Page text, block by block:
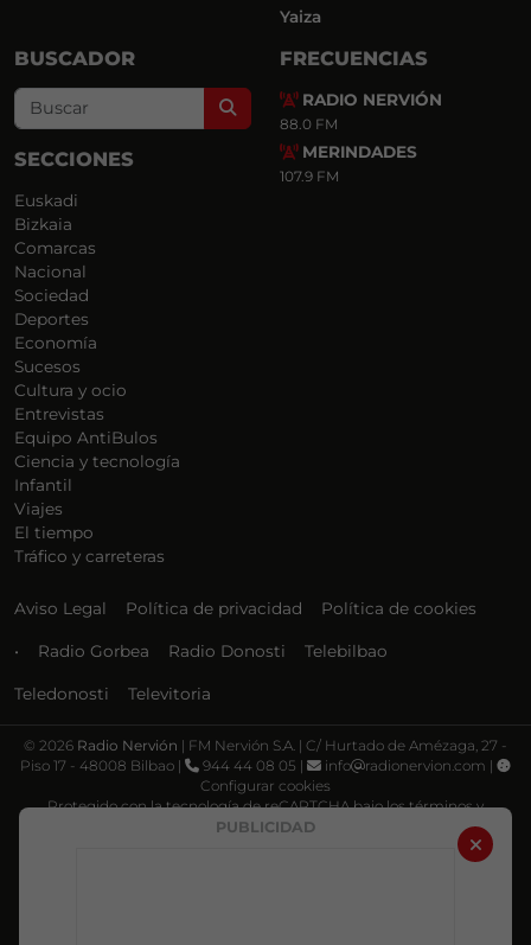
PUBLICIDAD
Yaiza
BUSCADOR
Search
SECCIONES
Euskadi
Bizkaia
Comarcas
Nacional
Sociedad
Deportes
Economía
Sucesos
Cultura y ocio
Entrevistas
Equipo AntiBulos
Ciencia y tecnología
Infantil
Viajes
El tiempo
Tráfico y carreteras
FRECUENCIAS
RADIO NERVIÓN
88.0 FM
MERINDADES
107.9 FM
Aviso Legal Política de privacidad Política de cookies
• Radio Gorbea Radio Donosti Telebilbao
Teledonosti Televitoria
© 2026 Radio Nervión | FM Nervión S.A. | C/ Hurtado de Amézaga, 27 -
Piso 17 - 48008 Bilbao |
944 44 08 05 | info
radionervion.com |
Configurar cookies
Protegido con la tecnología de reCAPTCHA bajo los términos y
Política de privacidad Términos de servicio